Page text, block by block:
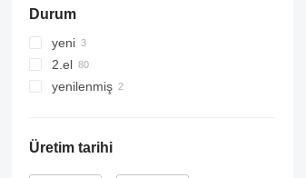
Durum
yeni
2.el
yenilenmiş
Üretim tarihi